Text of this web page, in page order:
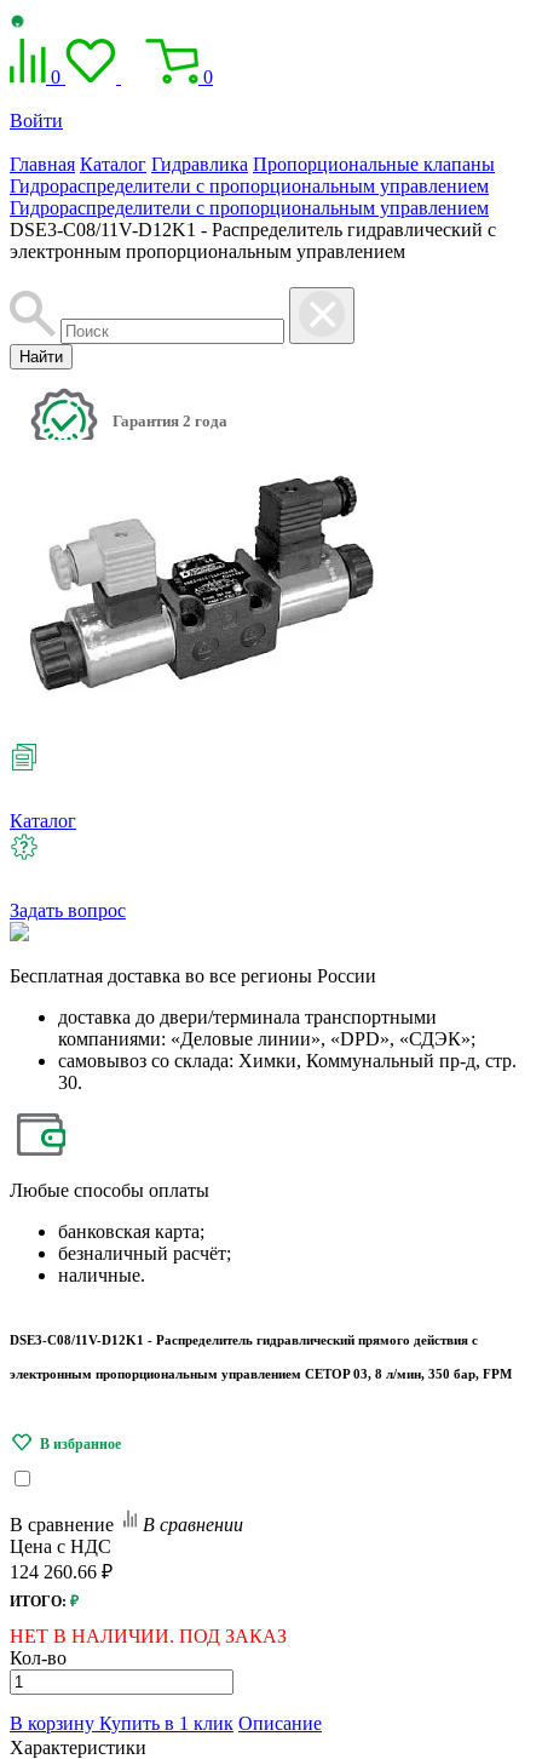
0 0
Войти
Главная Каталог Гидравлика Пропорциональные клапаны
Гидрораспределители с пропорциональным управлением
Гидрораспределители с пропорциональным управлением
DSE3-C08/11V-D12K1 - Распределитель гидравлический с
электронным пропорциональным управлением
Найти
Гарантия 2 года
Каталог
Задать вопрос
Бесплатная доставка во все регионы России
доставка до двери/терминала транспортными
компаниями: «Деловые линии», «DPD», «СДЭК»;
самовывоз со склада: Химки, Коммунальный пр-д, стр.
30.
Любые способы оплаты
банковская карта;
безналичный расчёт;
наличные.
DSE3-C08/11V-D12K1 - Распределитель гидравлический прямого действия с
электронным пропорциональным управлением CETOP 03, 8 л/мин, 350 бар, FPM
В сравнение
В сравнении
Цена с НДС
124 260.66 ₽
ИТОГО: ₽
НЕТ В НАЛИЧИИ. ПОД ЗАКАЗ
Кол-во
В корзину Купить в 1 клик Описание
Характеристики